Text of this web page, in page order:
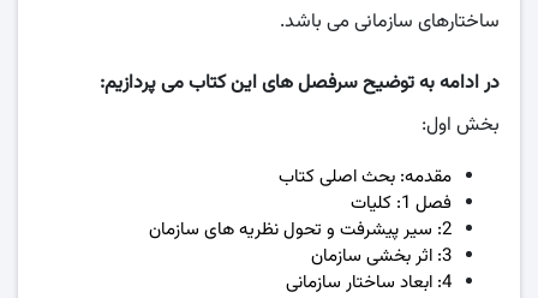
ساختارهای سازمانی می باشد.
در ادامه به توضیح سرفصل های این کتاب می پردازیم:
بخش اول:
مقدمه: بحث اصلی کتاب
فصل 1: کلیات
2: سیر پیشرفت و تحول نظریه های سازمان
3: اثر بخشی سازمان
4: ابعاد ساختار سازمانی